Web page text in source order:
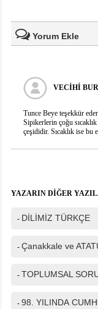
Yorum Ekle
Güvenlik kodu
VECIHI
Tunce Beye teşekkür
Sipikerlerin çoğu sıcaklık
çeşididir. Sıcaklık ise bu
YAZARIN DİĞER
- DİLİMİZ TÜRKÇE
- Çanakkale ve
- TOPLUMSAL
- 98. YILINDA